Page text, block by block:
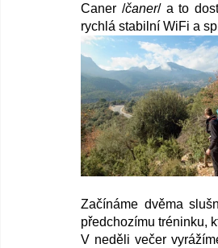
Caner /čaner/ a to
rychlá stabilní WiFi a
Začínáme dvěma
předchozímu tréninku,
V neděli večer